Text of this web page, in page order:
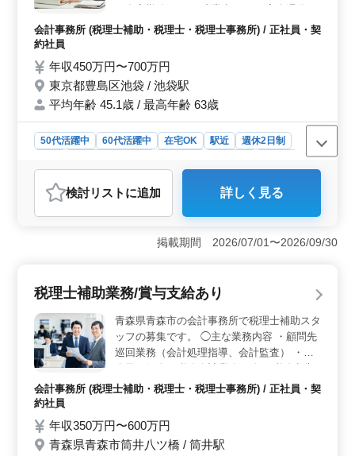
日制（土日祝休み） ＊駅チカ ＊交通費実費
す！ 長年のキャリアをぜひ当事務所で発揮
してください！
会計事務所 (税理士補助・税理士・税理士事務所) / 正社員・契
約社員
年収450万円〜700万円
東京都豊島区池袋 / 池袋駅
平均年齢 45.1歳 / 最高年齢 63歳
50代活躍中 60代活躍中 在宅OK 駅近
週休2日制
おすすめポイント
＜経験を活かせる税理士補助業務＞ 顧問先の巡回や法
人決算申告書・個人確定申告書の作成補助を担当しま
す。会計事務所での経験を活かし、即戦力として活躍で
と十分に用意しています。残業も少なめで、勤務後の時
間もしっかり確保しながら働けます。 ＜駅チカ＆待
遇充実で安心の環境＞ 池袋駅から徒歩圏内で通勤しや
すい立地です。交通費支給、賞与あり、退職金制度あり
と待遇面も整っており、長く安心して働ける環境です。
検討リスト に追加 詳しく見る
掲載期間 2026/07/01〜2026/09/30
税理士補助業務/賞与支給あり
青森県青森市の会計事務所で税理士補助スタ
ッフの募集です。 ◯主な業務内容 ・顧問先
巡回業務（会計処理指導、会計監査） ・法
書類の作成及び税務相談業務 ・会社設立、
ト勤務も業務慣れ次第相談可能です。 それ
ぞれのライフスタイルに合った働き方を目指
会計事務所 (税理士補助・税理士・税理士事務所) / 正社員・契
約社員
年収350万円〜600万円
青森県青森市筒井八ツ橋 / 筒井駅